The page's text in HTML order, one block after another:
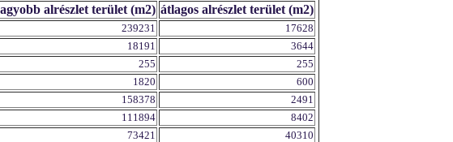
alrészlet terület (m2) átlagos alrészlet terület (m2)
239231
17628
18191
3644
255
255
1820
600
158378
2491
111894
8402
73421
40310